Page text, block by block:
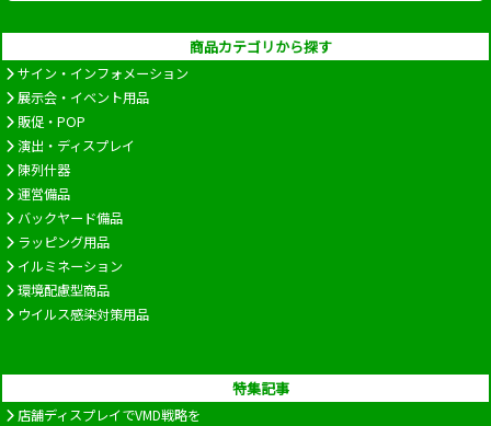
商品カテゴリから探す
サイン・インフォメーション
展示会・イベント用品
販促・POP
演出・ディスプレイ
陳列什器
運営備品
バックヤード備品
ラッピング用品
イルミネーション
環境配慮型商品
ウイルス感染対策用品
特集記事
店舗ディスプレイでVMD戦略を